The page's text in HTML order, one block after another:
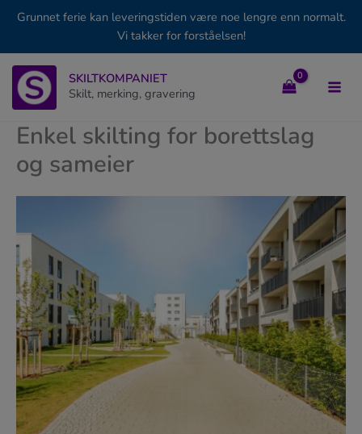
Grunnet ferie kan leveringstiden være noe lengre enn normalt.
Vi takker for forståelsen!
Hopp
SKILTKOMPANIET
Skilt, merking, gravering
Enkel skilting for borettslag
og sameier